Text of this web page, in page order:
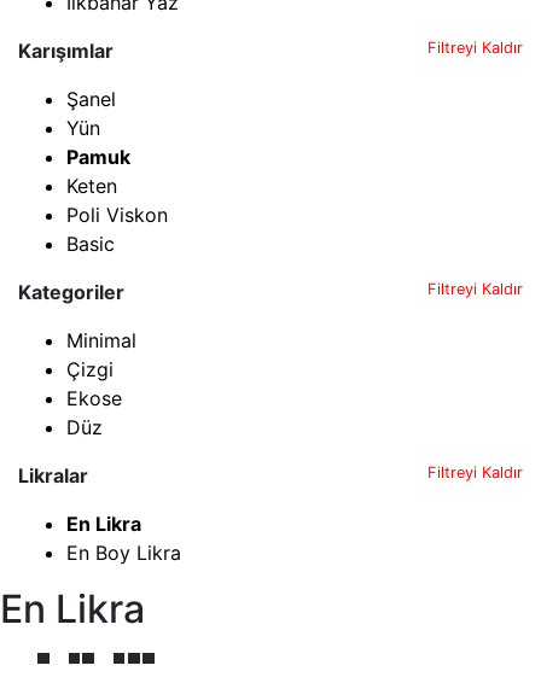
Karışımlar
Filtreyi Kaldır
Şanel
Yün
Pamuk
Keten
Poli Viskon
Basic
Kategoriler
Filtreyi Kaldır
Minimal
Çizgi
Ekose
Düz
Likralar
Filtreyi Kaldır
En Likra
En Boy Likra
En Likra